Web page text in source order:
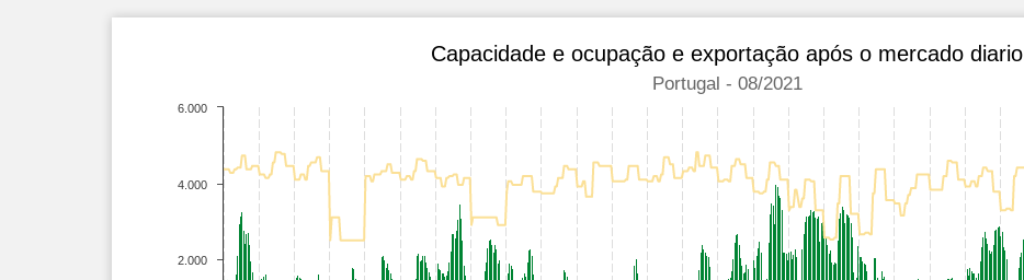
Capacidade e ocupação e exportação após o mercado diario
Portugal - 08/2021
2.000
4.000
6.000